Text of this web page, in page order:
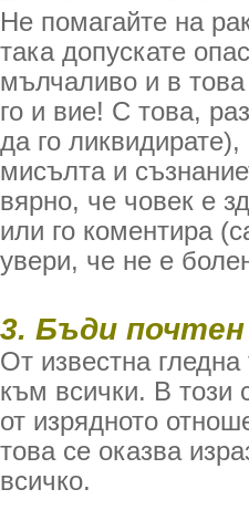
Не помагайте на
така допускате
мълчаливо и в
го и вие! С това,
да го
мисълта и
вярно, че човек е
или го коментира
увери, че не е
3. Бъди
От известна гледна
към всички. В този
от изрядното
това се оказва
всичко.